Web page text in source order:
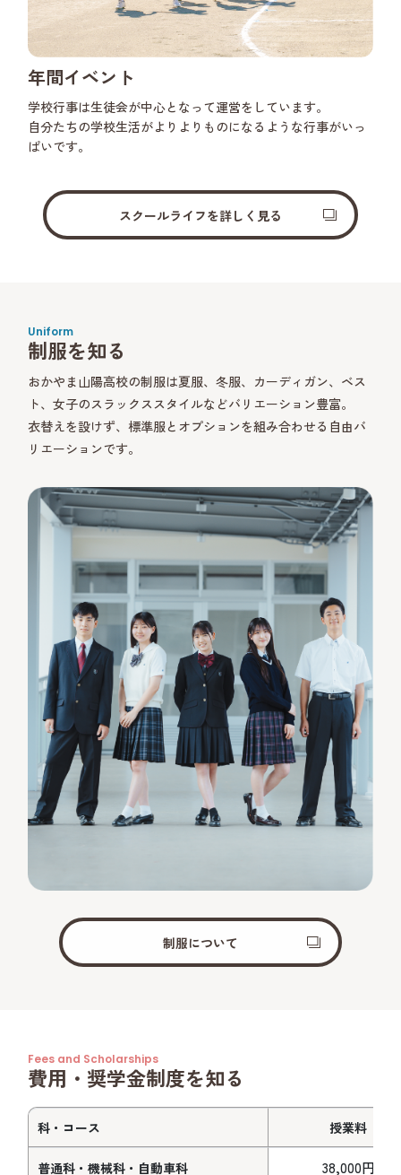
年間イベント
学校行事は生徒会が中心となって運営をしています。
自分たちの学校生活がよりよりものになるような行事がいっ
ぱいです。
スクールライフを詳しく見る
Uniform
制服を知る
おかやま山陽高校の制服は夏服、冬服、カーディガン、ベス
ト、女子のスラックススタイルなどバリエーション豊富。
衣替えを設けず、標準服とオプションを組み合わせる自由バ
リエーションです。
制服について
Fees and Scholarships
費用・奨学金制度を知る
科・コース 授業料
普通科・機械科・自動車科 38,000円